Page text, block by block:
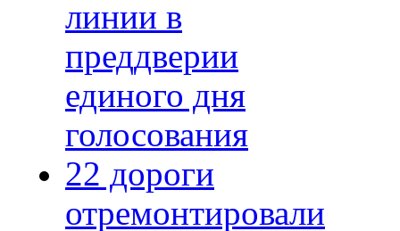
линии в
преддверии
единого дня
голосования
22 дороги
отремонтировали